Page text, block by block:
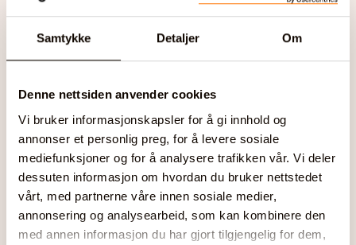
Samtykke Detaljer Om
Denne nettsiden anvender cookies
Vi bruker informasjonskapsler for å gi innhold og
annonser et personlig preg, for å levere sosiale
mediefunksjoner og for å analysere trafikken vår. Vi deler
dessuten informasjon om hvordan du bruker nettstedet
vårt, med partnerne våre innen sosiale medier,
annonsering og analysearbeid, som kan kombinere den
med annen informasjon du har gjort tilgjengelig for dem,
Vestby
Idrett
Aktivitetsfadder - hjelper barn
og unge med å finne veien inn i
en ny fritidsaktivitet.